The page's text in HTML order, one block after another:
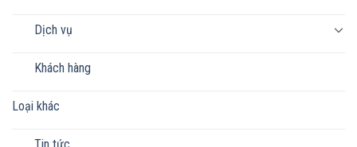
Dịch vụ
Khách hàng
Loại khác
Tin tức